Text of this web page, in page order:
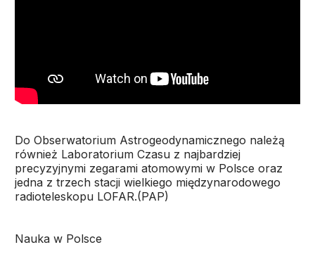
Do Obserwatorium Astrogeodynamicznego należą
również Laboratorium Czasu z najbardziej
precyzyjnymi zegarami atomowymi w Polsce oraz
jedna z trzech stacji wielkiego międzynarodowego
radioteleskopu LOFAR.(PAP)
Nauka w Polsce